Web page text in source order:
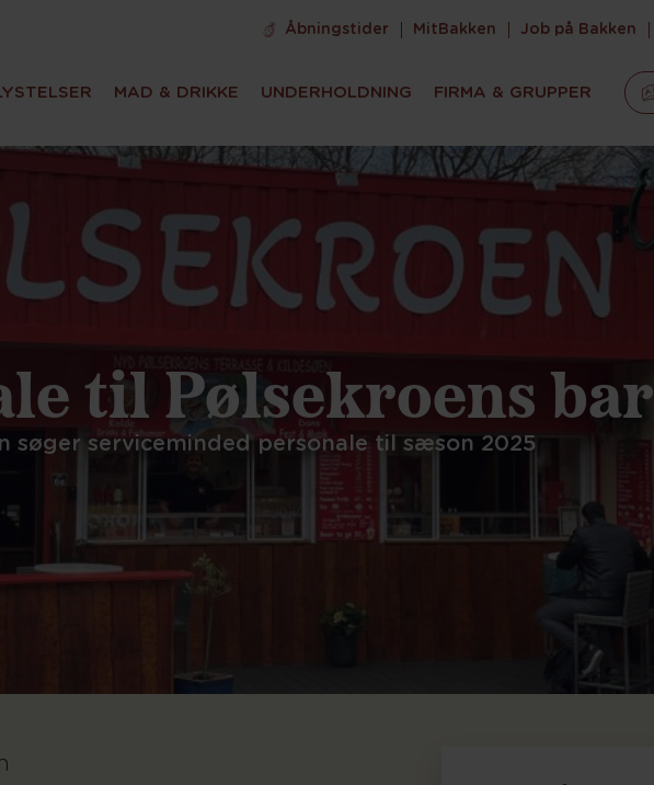
Åbningstider MitBakken Job på Bakken
MAD & DRIKKE UNDERHOLDNING FIRMA & GRUPPER
til Pølsekroens bar
søger serviceminded personale til sæson 2025